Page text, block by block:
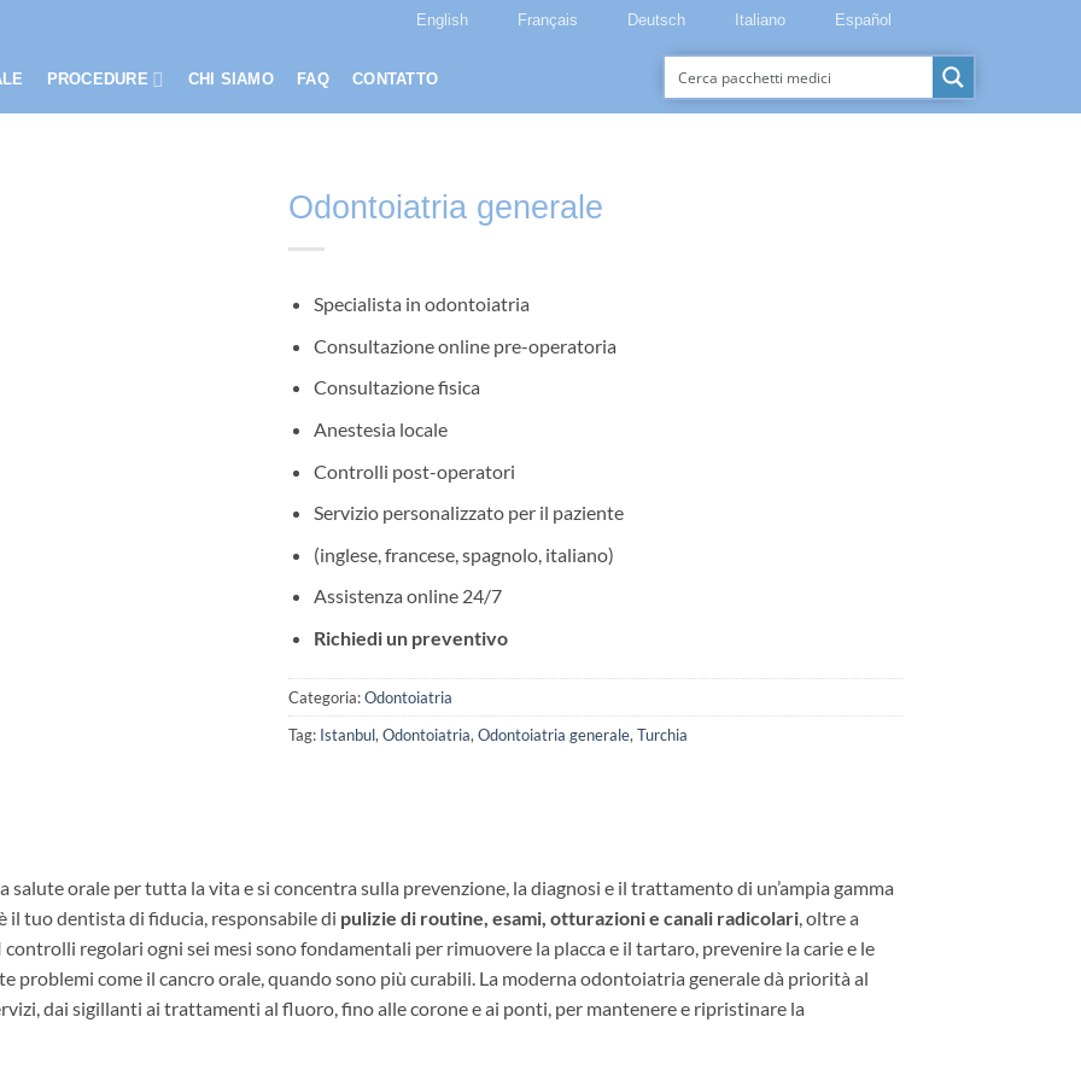
English Français Deutsch Italiano Español
PROCEDURE CHI SIAMO FAQ CONTATTO
Odontoiatria generale
Specialista in odontoiatria
Consultazione online pre-operatoria
Consultazione fisica
Anestesia locale
Controlli post-operatori
Servizio personalizzato per il paziente
(inglese, francese, spagnolo, italiano)
Assistenza online 24/7
Richiedi un preventivo
Categoria:Odontoiatria
Tag: Istanbul, Odontoiatria, Odontoiatria generale, Turchia
salute orale per tutta la vita e si concentra sulla prevenzione, la diagnosi e il trattamento di un’ampia gamma
tuo dentista di fiducia, responsabile di pulizie di routine, esami, otturazioni e canali radicolari , oltre a
controlli regolari ogni sei mesi sono fondamentali per rimuovere la placca e il tartaro, prevenire la carie e le
problemi come il cancro orale, quando sono più curabili. La moderna odontoiatria generale dà priorità al
dai sigillanti ai trattamenti al fluoro, fino alle corone e ai ponti, per mantenere e ripristinare la